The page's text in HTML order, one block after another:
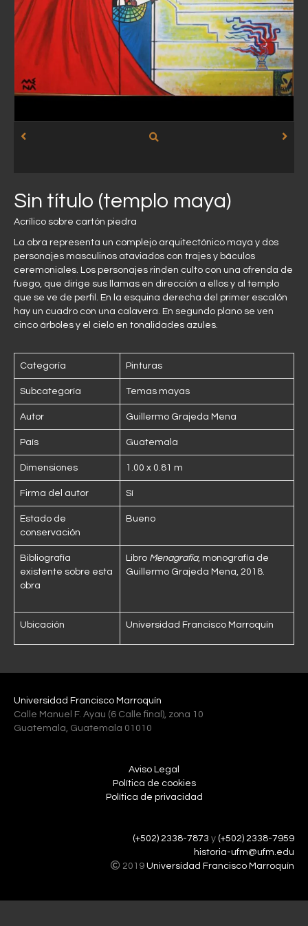
Sin título (templo maya)
Acrílico sobre cartón piedra
La obra representa un complejo arquitectónico maya y dos
personajes masculinos ataviados con trajes y báculos
ceremoniales. Los personajes rinden culto con una ofrenda de
fuego, que dirige sus llamas en dirección a ellos y al templo
que se ve de perfil. En la esquina derecha del primer escalón
hay un cuadro con una calavera. En segundo plano se ven
cinco árboles y el cielo en tonalidades azules.
Categoría Pinturas
Subcategoría Temas mayas
Autor Guillermo Grajeda Mena
País Guatemala
Dimensiones 1.00 x 0.81 m
Firma del autor Sí
Estado de
conservación
Bueno
Bibliografía
existente sobre esta
obra
Libro Menagrafía, monografía de
Guillermo Grajeda Mena, 2018.
Ubicación Universidad Francisco Marroquín
Universidad Francisco Marroquín
Calle Manuel F. Ayau (6 Calle final), zona 10
Guatemala, Guatemala 01010
Aviso Legal
Política de cookies
Política de privacidad
(+502) 2338-7873 y (+502) 2338-7959
historia-ufm@ufm.edu
2019 Universidad Francisco Marroquín